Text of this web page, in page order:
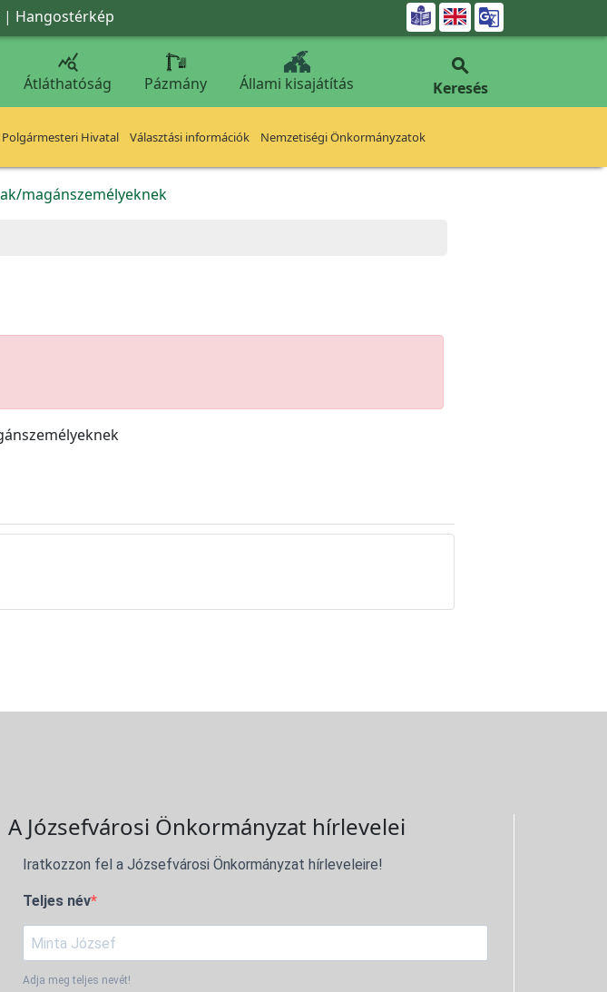
| Hangostérkép 

Átláthatóság Pázmány Állami kisajátítás

Keresés
Polgármesteri Hivatal Választási információk Nemzetiségi Önkormányzatok
magánszemélyeknek
A Józsefvárosi Önkormányzat hírlevelei
Iratkozzon fel a Józsefvárosi Önkormányzat hírleveleire!
Teljes név
Adja meg teljes nevét!